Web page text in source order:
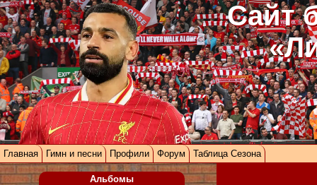
Сайт
Главная Гимн и песни Профили Форум Таблица Сезона
Альбомы